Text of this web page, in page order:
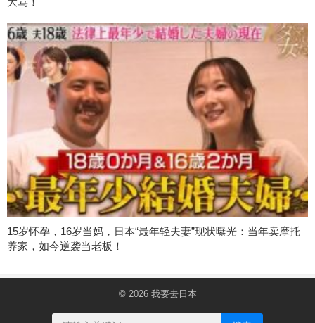
15岁怀孕，16岁当妈，日本“最年轻夫妻”现状曝光：当年卖摩托
养家，如今逆袭当老板！
© 2026 我要去日本